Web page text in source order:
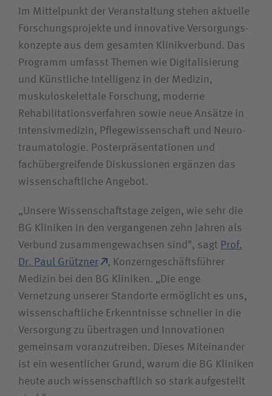
Journalistin / Journalist
Im Mittelpunkt der Veranstaltung stehen aktuelle
Forschungs­projekte und innovative Versorgungs­
konzepte aus dem gesamten Klinikverbund. Das
Programm umfasst Themen wie Digitalisierung
und Künstliche Intelligenz in der Medizin,
muskulo­skelettale Forschung, moderne
Rehabilitations­verfahren sowie neue Ansätze in
Intensiv­medizin, Pflege­wissenschaft und Neuro­
traumatologie. Poster­präsentationen und
fachüber­greifende Diskussionen ergänzen das
wissen­schaftliche Angebot.
„Unsere Wissenschaftstage zeigen, wie sehr die
BG Kliniken in den vergangenen zehn Jahren als
Verbund zusammen­gewachsen sind", sagt Prof.
Dr. Paul Grützner
, Konzern­geschäftsführer
Medizin bei den BG Kliniken. „Die enge
Vernetzung unserer Standorte ermöglicht es uns,
wissenschaftliche Erkenntnisse schneller in die
Versorgung zu übertragen und Innovationen
gemeinsam voranzutreiben. Dieses Miteinander
ist ein wesentlicher Grund, warum die BG Kliniken
heute auch wissen­schaftlich so stark aufgestellt